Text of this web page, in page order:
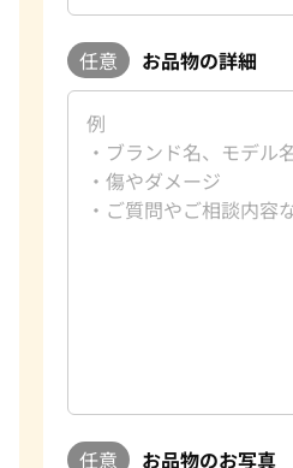
任意 お品物の詳細
任意 お品物のお写真